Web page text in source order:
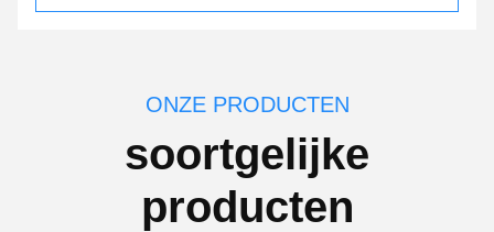
ONZE PRODUCTEN
soortgelijke
producten